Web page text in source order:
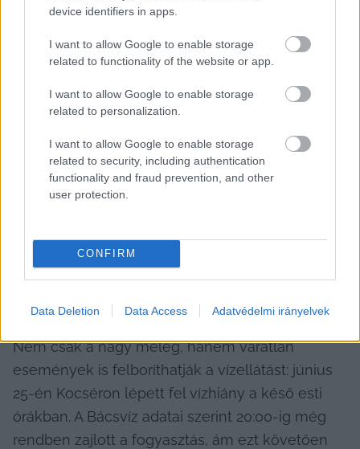
device identifiers in apps.
I want to allow Google to enable storage
related to functionality of the website or app.
I want to allow Google to enable storage
related to personalization.
I want to allow Google to enable storage
related to security, including authentication
functionality and fraud prevention, and other
user protection.
CONFIRM
Data Deletion Data Access Adatvédelmi irányelvek
bár ideiglenesen enyhítheti a hőérzetet,
rendkívül vízpazarló megoldás, ezért
mellőzése ajánlott.
Tűz okozta vízhiány Kocséron
HIRDETÉS
Nem csak a nagy meleg, hanem váratlan
események is felboríthatják a vízellátást: június
25-én Kocséron lépett fel vízhiány a késő esti
órákban. A Bácsvíz adatai szerint 20:00-ig még
rendben zajlott a fogyasztás, ám ezt követően